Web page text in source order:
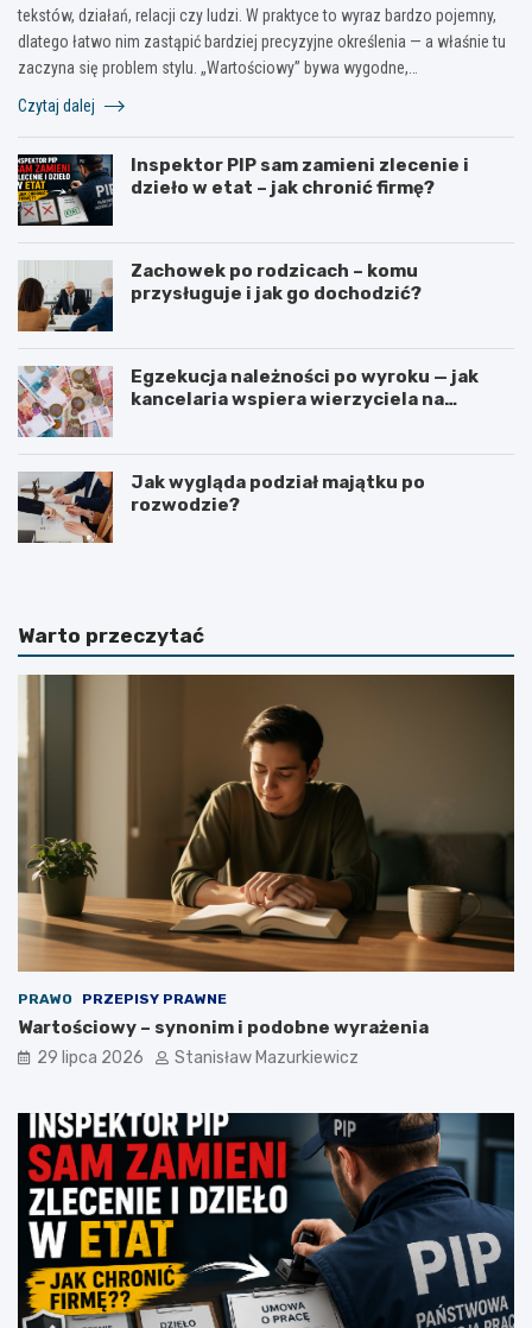
tekstów, działań, relacji czy ludzi. W praktyce to wyraz bardzo pojemny,
dlatego łatwo nim zastąpić bardziej precyzyjne określenia — a właśnie tu
zaczyna się problem stylu. „Wartościowy” bywa wygodne,…
Czytaj dalej
Inspektor PIP sam zamieni zlecenie i
dzieło w etat – jak chronić firmę?
Zachowek po rodzicach – komu
przysługuje i jak go dochodzić?
Egzekucja należności po wyroku — jak
kancelaria wspiera wierzyciela na
Jak wygląda podział majątku po
rozwodzie?
Warto przeczytać
PRAWO PRZEPISY PRAWNE
Wartościowy – synonim i podobne wyrażenia
29 lipca 2026 Stanisław Mazurkiewicz